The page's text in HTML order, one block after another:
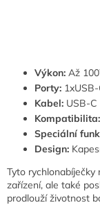
Výkon: Až
Porty:
Kabel: USB-C
Kompatibilita:
Speciální
Design:
Tyto
zařízení, ale také
prodlouží životnost